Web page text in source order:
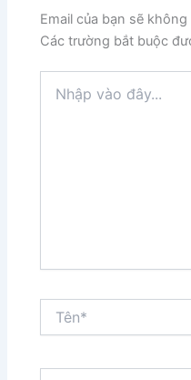
Email của bạn sẽ
Các trường bắt buộc
vào